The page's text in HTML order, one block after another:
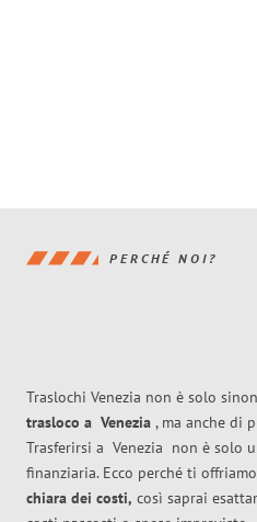
PERCHÉ NOI?
Traslochi Venezia non è solo
trasloco a Venezia , ma anche di
Trasferirsi a Venezia non è solo
finanziaria. Ecco perché ti offriamo
chiara dei costi, così saprai